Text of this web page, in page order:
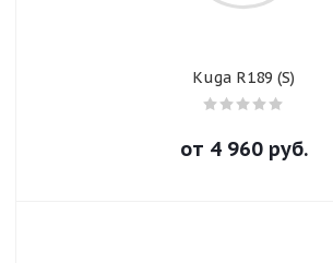
Kuga R189 (S)
от 4 960руб.